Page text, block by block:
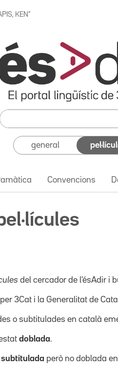
KEN"
general
Convencions
del cercador de l'ésAdir i
3Cat i la Generalitat de
o subtitulades en català
doblada.
subtitulada però no doblada